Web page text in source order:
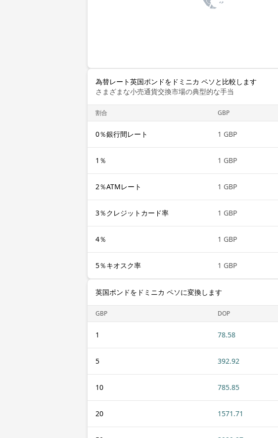
為替レート英国ポンドをドミニカ ペソと比較します
さまざまな小売通貨交換市場の典型的な手当
割合 GBP
0％銀行間レート 1 GBP
1％ 1 GBP
2％ATMレート 1 GBP
3％クレジットカード率 1 GBP
4％ 1 GBP
5％キオスク率 1 GBP
英国ポンドをドミニカ ペソに変換します
GBP DOP
1 78.58
5 392.92
10 785.85
20 1571.71